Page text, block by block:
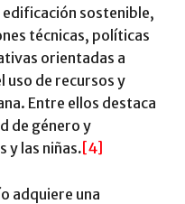
edificación sostenible,
técnicas, políticas
orientadas a
uso de recursos y
Entre ellos destaca
de género y
y las niñas. [4]
adquiere una